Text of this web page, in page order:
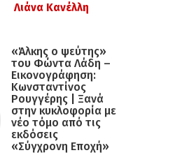
Λιάνα Κανέλλη
«Άλκης ο ψεύτης»
του Φώντα Λάδη –
Εικονογράφηση:
Κωνσταντίνος
Ρουγγέρης | Ξανά
στην κυκλοφορία με
νέο τόμο από τις
εκδόσεις
«Σύγχρονη Εποχή»